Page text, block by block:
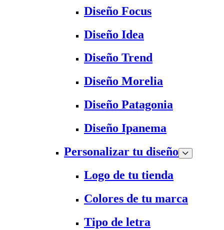
Diseño Focus
Diseño Idea
Diseño Trend
Diseño Morelia
Diseño Patagonia
Diseño Ipanema
Personalizar tu diseño
Logo de tu tienda
Colores de tu marca
Tipo de letra